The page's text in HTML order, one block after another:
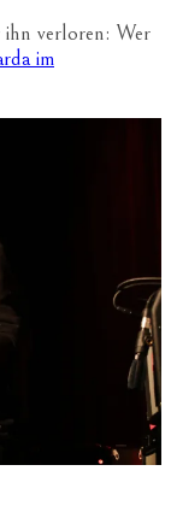
ihn verloren: Wer
im